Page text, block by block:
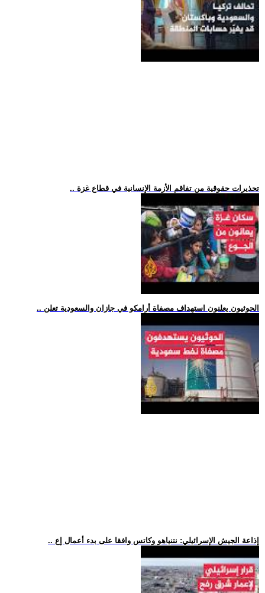
.. تحذيرات حقوقية من تفاقم الأزمة الإنسانية في قطاع غزة
.. الحوثيون يعلنون استهداف مصفاة أرامكو في جازان والسعودية تعلن
.. إذاعة الجيش الإسرائيلي: نتنياهو وكاتس وافقا على بدء أعمال إع